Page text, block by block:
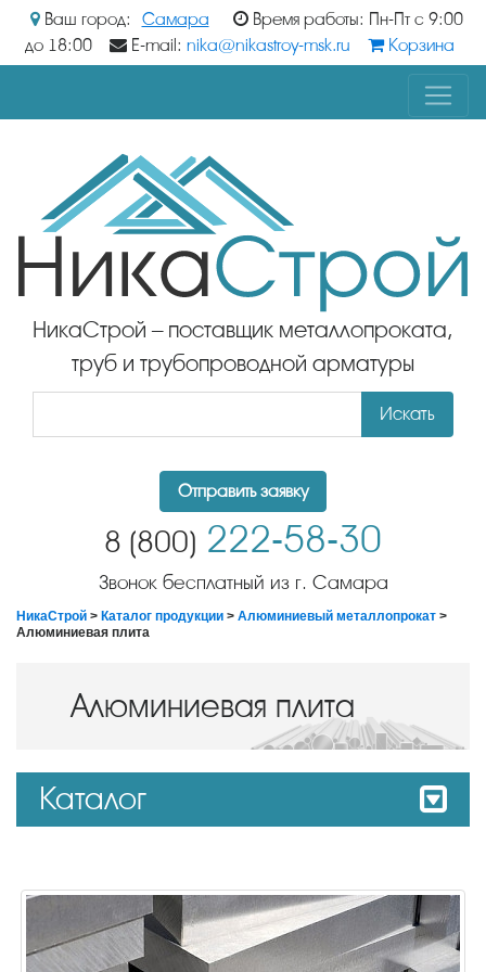
Ваш город: Самара
Время работы: Пн-Пт с 9:00
до 18:00
E-mail: nika@nikastroy-msk.ru Корзина
НикаСтрой – поставщик металлопроката,
труб и трубопроводной арматуры
Искать
Отправить заявку
8 (800) 222-58-30
Звонок бесплатный из г. Самара
НикаСтрой > Каталог продукции > Алюминиевый металлопрокат >
Алюминиевая плита
Алюминиевая плита
Каталог